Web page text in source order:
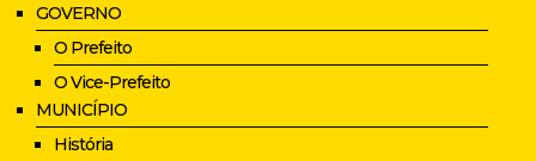
GOVERNO
O Prefeito
O Vice-Prefeito
MUNICÍPIO
História